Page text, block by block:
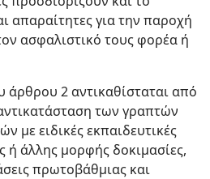
απαραίτητες για την παροχή
ασφαλιστικό τους φορέα ή
2 αντικαθίσταται από
των γραπτών
με ειδικές εκπαιδευτικές
ή άλλης μορφής δοκιμασίες,
πρωτοβάθμιας και